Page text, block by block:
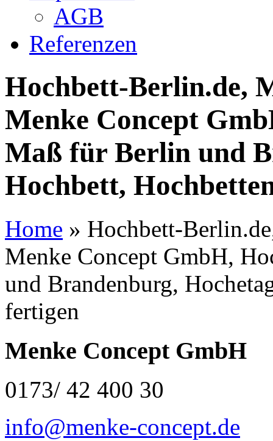
AGB
Referenzen
Hochbett-Berlin.de,
Menke Concept
Maß für Berlin und
Hochbett,
Home » Hochbett-
Menke Concept GmbH,
und Brandenburg,
fertigen
Menke Concept GmbH
0173/ 42 400 30
info@menke-concept.de